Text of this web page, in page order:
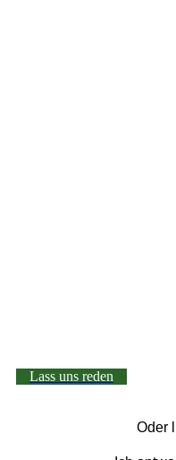
Lass uns reden
Oder